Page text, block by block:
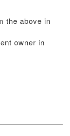
the above in
owner in